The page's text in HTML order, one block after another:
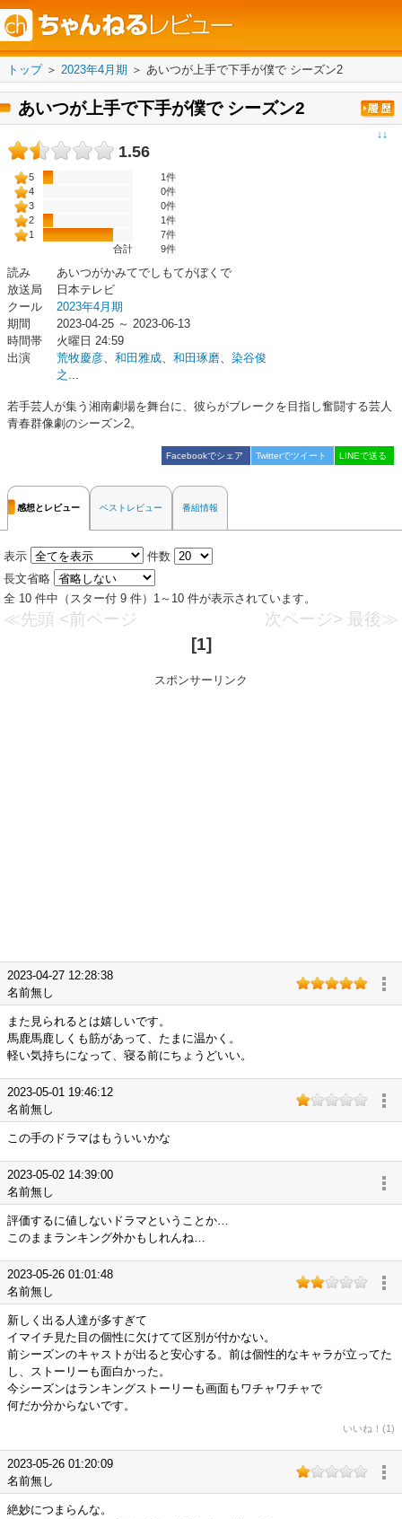
トップ＞ 2023年4月期 ＞ あいつが上手で下手が僕で シーズン2
あいつが上手で下手が僕で シーズン2
↓↓
1.56
5
1件
4
0件
3
0件
2
1件
1
7件
合計
9件
読み
あいつがかみてでしもてがぼくで
放送局
日本テレビ
クール
2023年4月期
期間
2023-04-25 ～ 2023-06-13
時間帯
火曜日 24:59
出演
荒牧慶彦、 和田雅成、 和田琢磨、 染谷俊
之 ...
若手芸人が集う湘南劇場を舞台に、彼らがブレークを目指し奮闘する芸人
青春群像劇のシーズン2。
Facebookでシェア Twitterでツイート LINEで送る
感想とレビュー ベストレビュー 番組情報
表示
件数
長文省略
全 10 件中（スター付 9 件）1～10 件が表示されています。
≪先頭 <前ページ 次ページ> 最後≫
[1]
スポンサーリンク
2023-04-27 12:28:38
名前無し
また見られるとは嬉しいです。
馬鹿馬鹿しくも筋があって、たまに温かく。
軽い気持ちになって、寝る前にちょうどいい。
2023-05-01 19:46:12
名前無し
この手のドラマはもういいかな
2023-05-02 14:39:00
名前無し
評価するに値しないドラマということか…
このままランキング外かもしれんね…
2023-05-26 01:01:48
名前無し
新しく出る人達が多すぎて
イマイチ見た目の個性に欠けてて区別が付かない。
前シーズンのキャストが出ると安心する。前は個性的なキャラが立ってた
し、ストーリーも面白かった。
今シーズンはランキングストーリーも画面もワチャワチャで
何だか分からないです。
いいね！(1)
2023-05-26 01:20:09
名前無し
絶妙につまらんな。